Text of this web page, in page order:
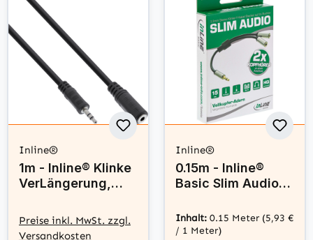
Inline®
1m - Inline® Klinke
VerLängerung,
Stecker / Buchse,
Stereo
Preise inkl. MwSt. zzgl.
Versandkosten
Inline®
0.15m - Inline®
Basic Slim Audio
Klinke ST an 2x BU
Inhalt: 0.15 Meter (5,93 €
/ 1 Meter)